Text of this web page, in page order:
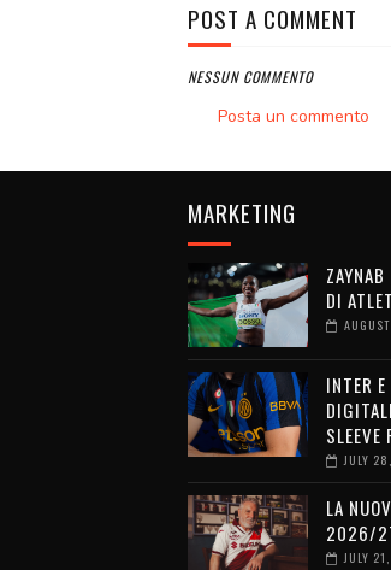
POST A COMMENT
NESSUN COMMENTO
Posta un commento
MARKETING
DI
INTER
SLEEVE
JULY
LA
2026/
JULY